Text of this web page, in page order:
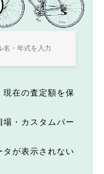
現在の査定額を保
・カスタムパー
タが表示されない